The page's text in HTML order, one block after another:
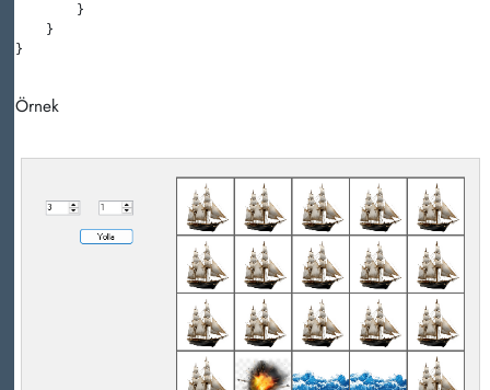
        }
    }
}
Örnek